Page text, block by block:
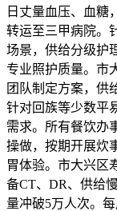
日丈量血压、血糖
转运至三甲病院。
场景，供给分级护
专业照护质量。市
团队制定方案，供
针对回族等少数平
需求。所有餐饮办
操做，按期开展炊
胃体验。市大兴区
备CT、DR、供给
量冲破5万人次。